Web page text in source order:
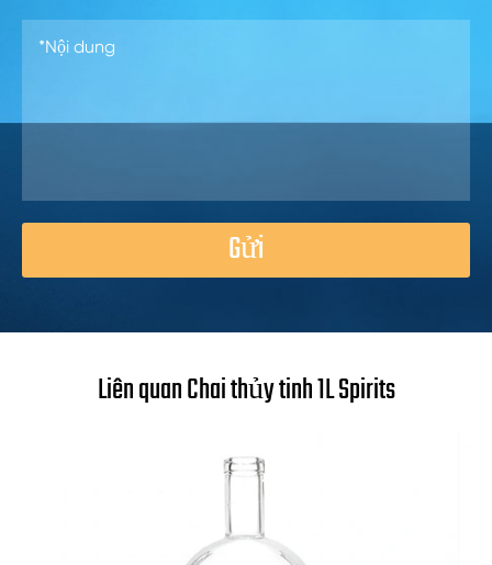
Gửi
Liên quan Chai thủy tinh 1L Spirits